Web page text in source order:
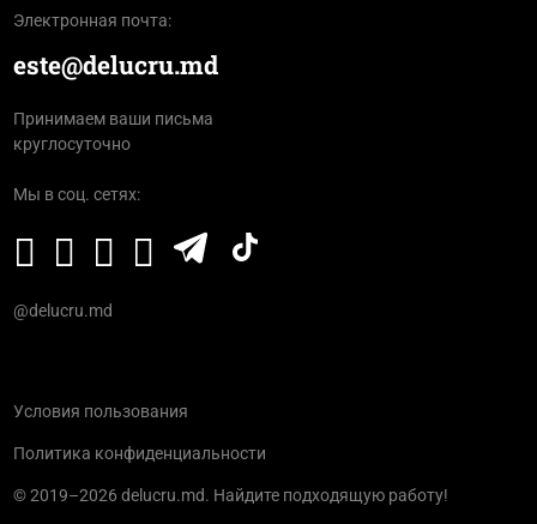
Электронная почта:
este@delucru.md
Принимаем ваши письма
круглосуточно
Мы в соц. сетях:
@delucru.md
© 2019–2026 delucru.md. Найдите подходящую работу!
Условия пользования
Политика конфиденциальности